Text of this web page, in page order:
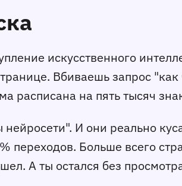
искусственного
Вбиваешь запрос "как
расписана на пять тысяч
И они реально
Больше всего
А ты остался без